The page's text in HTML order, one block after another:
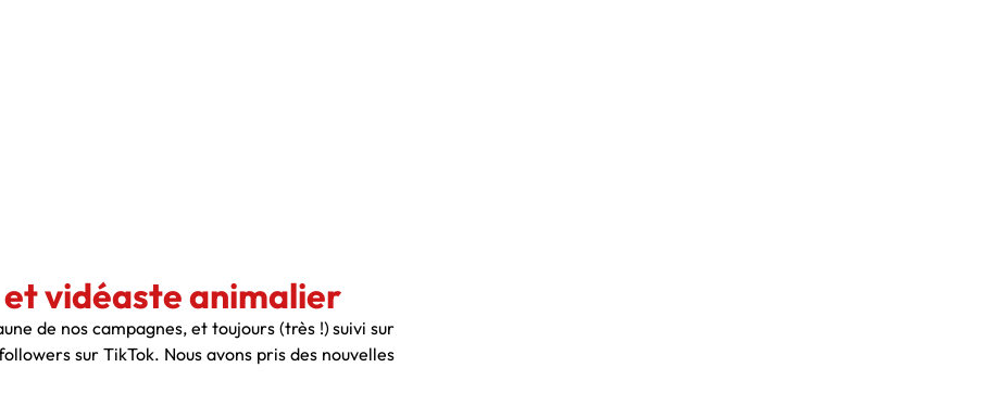
vidéaste animalier
de nos campagnes, et toujours (très !) suivi sur
sur TikTok. Nous avons pris des nouvelles